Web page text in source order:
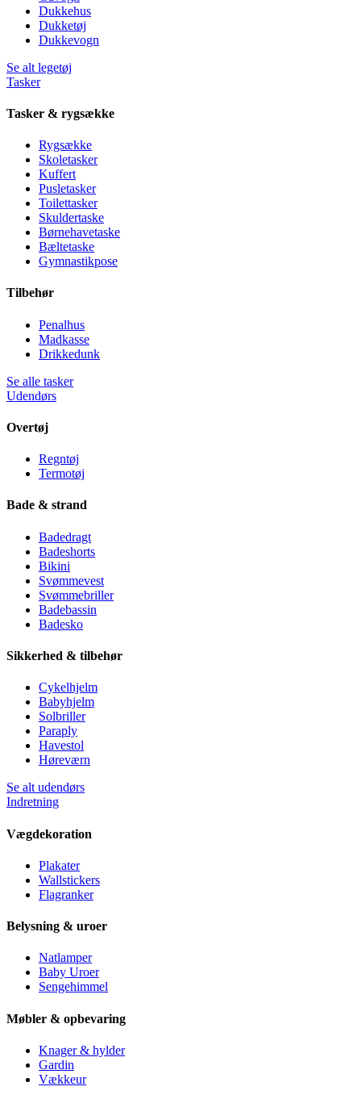
Dukkehus
Dukketøj
Dukkevogn
Se alt legetøj
Tasker
Tasker & rygsække
Rygsække
Skoletasker
Kuffert
Pusletasker
Toilettasker
Skuldertaske
Børnehavetaske
Bæltetaske
Gymnastikpose
Tilbehør
Penalhus
Madkasse
Drikkedunk
Se alle tasker
Udendørs
Overtøj
Regntøj
Termotøj
Bade & strand
Badedragt
Badeshorts
Bikini
Svømmevest
Svømmebriller
Badebassin
Badesko
Sikkerhed & tilbehør
Cykelhjelm
Babyhjelm
Solbriller
Paraply
Havestol
Høreværn
Se alt udendørs
Indretning
Vægdekoration
Plakater
Wallstickers
Flagranker
Belysning & uroer
Natlamper
Baby Uroer
Sengehimmel
Møbler & opbevaring
Knager & hylder
Gardin
Vækkeur